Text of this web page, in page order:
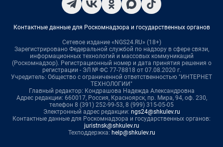
Контактные данные для Роскомнадзора и государственных органов
Сетевое издание «NGS24.RU» (18+)
Зарегистрировано Федеральной службой по надзору в сфере связи,
информационных технологий и массовых коммуникаций
(Роскомнадзор). Регистрационный номер и дата принятия решения о
регистрации - ЭЛ № ФС 77-78818 от 07.08.2020 г.
Учредитель: Общество с ограниченной ответственностью "ИНТЕРНЕТ
ТЕХНОЛОГИИ"
Главный редактор: Кондрашова Надежда Александровна
Адрес редакции: 660017, Россия, Красноярск, пр. Мира, 94, оф. 230,
телефон 8 (391) 252-99-53, 8 (999) 315-05-05
Электронный адрес редакции: ngs24@shkulev.ru
Контактные данные для Роскомнадзора и государственных органов:
juristnsk@shkulev.ru
Техподдержка: help@shkulev.ru